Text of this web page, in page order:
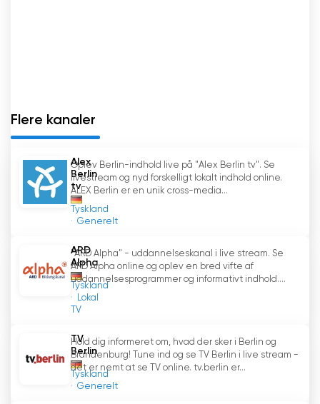
Flere kanaler
Alex
Berlin
tv
Tyskland
Generelt
Oplev Berlin-indhold live på "Alex Berlin tv". Se
livestream og nyd forskelligt lokalt indhold online.
ALEX Berlin er en unik cross-media...
ARD
Alpha
Tyskland
Lokal
TV
"ARD Alpha" - uddannelseskanal i live stream. Se
ARD Alpha online og oplev en bred vifte af
uddannelsesprogrammer og informativt indhold....
TV
Berlin
Tyskland
Generelt
Hold dig informeret om, hvad der sker i Berlin og
Brandenburg! Tune ind og se TV Berlin i live stream -
det er nemt at se TV online. tv.berlin er...